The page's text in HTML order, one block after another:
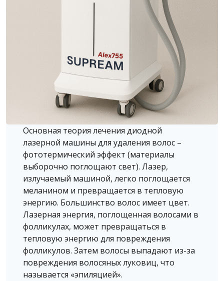
Основная теория лечения диодной
лазерной машины для удаления волос –
фототермический эффект (материалы
выборочно поглощают свет). Лазер,
излучаемый машиной, легко поглощается
меланином и превращается в тепловую
энергию. Большинство волос имеет цвет.
Лазерная энергия, поглощенная волосами в
фолликулах, может превращаться в
тепловую энергию для повреждения
фолликулов. Затем волосы выпадают из-за
повреждения волосяных луковиц, что
называется «эпиляцией».